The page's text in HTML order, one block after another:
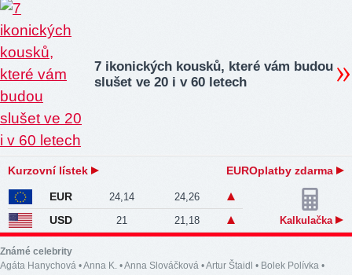
7 ikonických kousků, které vám budou
slušet ve 20 i v 60 letech
Kurzovní lístek EUROplatby zdarma
EUR 24,14 24,26
USD 21 21,18 Kalkulačka
Známé celebrity
Agáta Hanychová •Anna K. •Anna Slováčková •Artur Štaidl • Bolek Polívka •